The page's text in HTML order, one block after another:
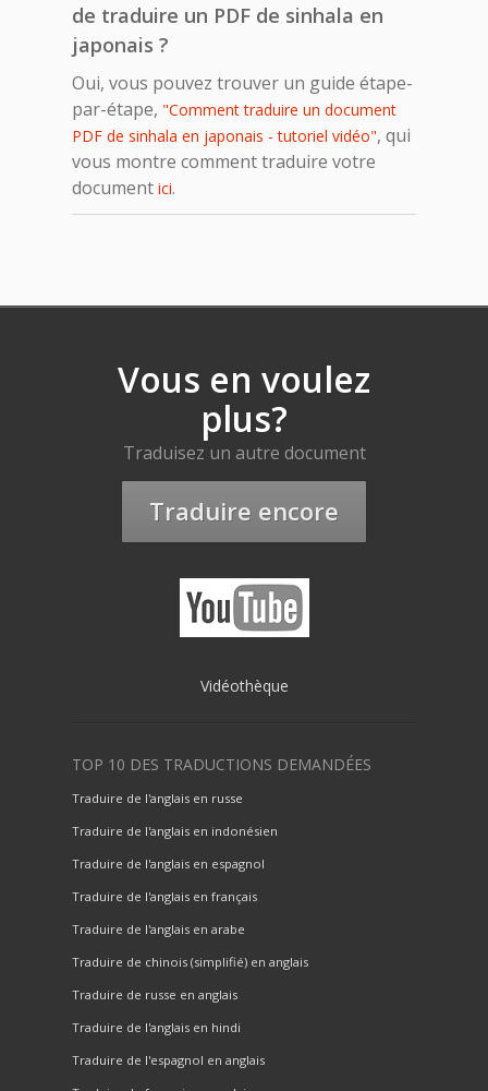
de traduire un PDF de sinhala en
japonais ?
Oui, vous pouvez trouver un guide étape-
par-étape, "Comment traduire un document
PDF de sinhala en japonais - tutoriel vidéo", qui
vous montre comment traduire votre
document ici.
Vous en voulez
plus?
Traduisez un autre document
Traduire encore
Vidéothèque
TOP 10 DES TRADUCTIONS DEMANDÉES
Traduire de l'anglais en russe
Traduire de l'anglais en indonésien
Traduire de l'anglais en espagnol
Traduire de l'anglais en français
Traduire de l'anglais en arabe
Traduire de chinois (simplifié) en anglais
Traduire de russe en anglais
Traduire de l'anglais en hindi
Traduire de l'espagnol en anglais